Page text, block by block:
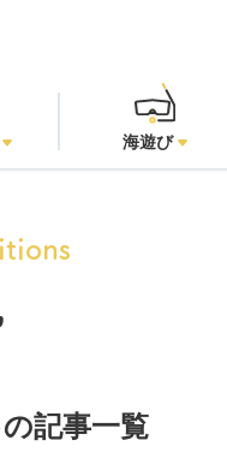
海遊び
記事一覧